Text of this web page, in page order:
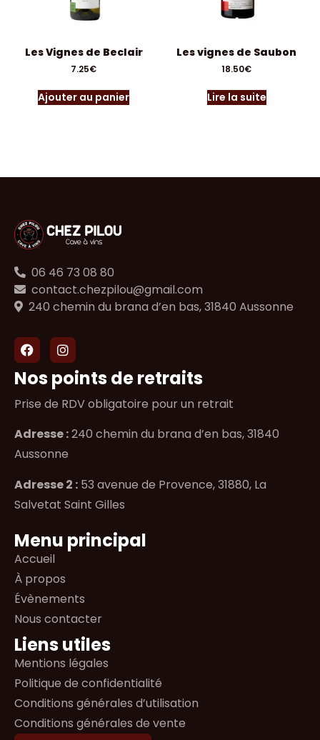
Les Vignes de Beclair
7.25€
Ajouter au panier
Les vignes de Saubon
18.50€
Lire la suite
06 46 73 08 80
contact.chezpilou@gmail.com
240 chemin du brana d’en bas, 31840 Aussonne
Nos points de retraits
Prise de RDV obligatoire pour un retrait
Adresse :240 chemin du brana d’en bas, 31840
Aussonne
Adresse 2 : 53 avenue de Provence, 31880, La
Salvetat Saint Gilles
Menu principal
Accueil
À propos
Évènements
Nous contacter
Liens utiles
Mentions légales
Politique de confidentialité
Conditions générales d’utilisation
Conditions générales de vente